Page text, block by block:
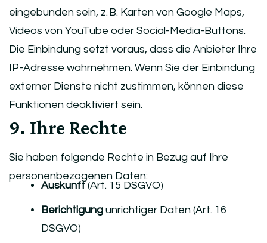
eingebunden sein, z. B. Karten von Google Maps,
Videos von YouTube oder Social-Media-Buttons.
Die Einbindung setzt voraus, dass die Anbieter Ihre
IP-Adresse wahrnehmen. Wenn Sie der Einbindung
externer Dienste nicht zustimmen, können diese
Funktionen deaktiviert sein.
9. Ihre Rechte
Sie haben folgende Rechte in Bezug auf Ihre
personenbezogenen Daten:
Auskunft(Art. 15 DSGVO)
Berichtigung unrichtiger Daten (Art. 16
DSGVO)